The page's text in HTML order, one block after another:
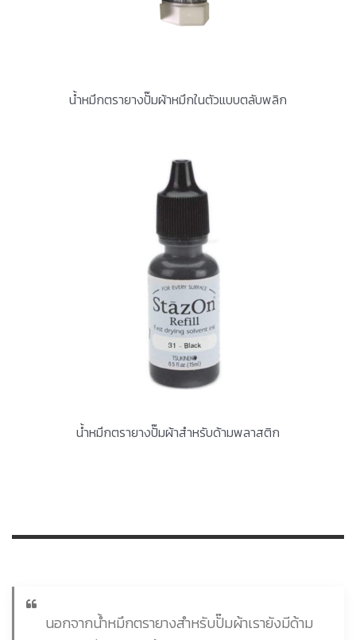
น้ำหมึกตรายางปั๊มผ้าหมึกในตัวแบบตลับพลิก
น้ำหมึกตรายางปั๊มผ้าสำหรับด้ามพลาสติก
นอกจากน้ำหมึกตรายางสำหรับปั๊มผ้าเรายังมีด้าม